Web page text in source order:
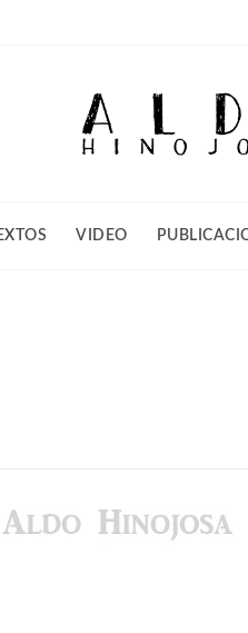
VIDEO